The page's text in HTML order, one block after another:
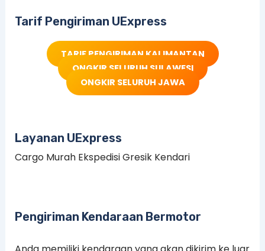
Tarif Pengiriman UExpress
TARIF PENGIRIMAN KALIMANTAN
ONGKIR SELURUH SULAWESI
ONGKIR SELURUH JAWA
Layanan UExpress
Cargo Murah Ekspedisi Gresik Kendari
Pengiriman Kendaraan Bermotor